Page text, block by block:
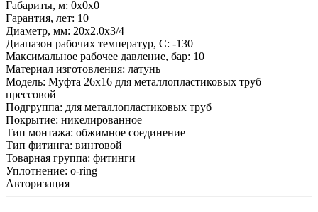
Габариты, м: 0x0x0
Гарантия, лет: 10
Диаметр, мм: 20х2.0х3/4
Диапазон рабочих температур, С: -130
Максимальное рабочее давление, бар: 10
Материал изготовления: латунь
Модель: Муфта 26x16 для металлопластиковых труб
прессовой
Подгруппа: для металлопластиковых труб
Покрытие: никелированное
Тип монтажа: обжимное соединение
Тип фитинга: винтовой
Товарная группа: фитинги
Уплотнение: o-ring
Авторизация